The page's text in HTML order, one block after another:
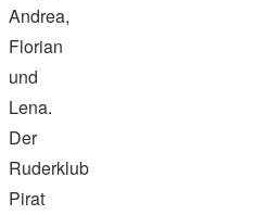
Andrea,
Florian
und
Lena.
Der
Ruderklub
Pirat